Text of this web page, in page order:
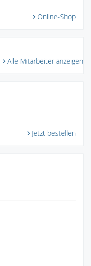
Online-Shop
Alle Mitarbeiter anzeigen
Jetzt bestellen